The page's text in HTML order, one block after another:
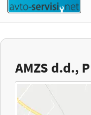
O NAS
KONTAKT
AMZS d.d.,